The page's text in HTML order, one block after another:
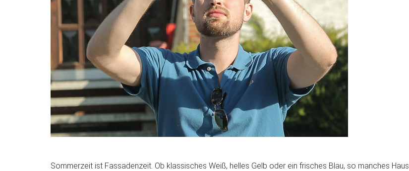
Sommerzeit ist Fassadenzeit. Ob klassisches Weiß, helles Gelb oder ein frisches Blau, so manches Haus